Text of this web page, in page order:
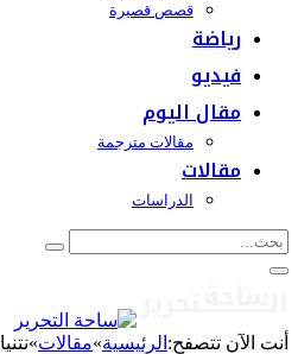
قصص قصيرة
رياضة
فيديو
مقال اليوم
مقالات مترجمة
مقالات
الدراسات
أنت الآن تتصفح: الرئيسية»مقالات»